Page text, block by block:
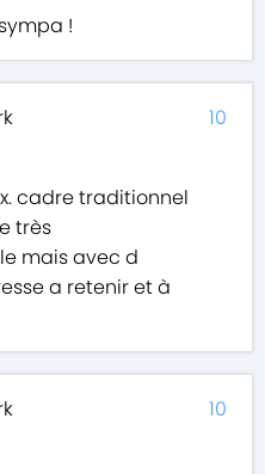
!
cadre traditionnel
très
mais avec d
a retenir et à
10
10